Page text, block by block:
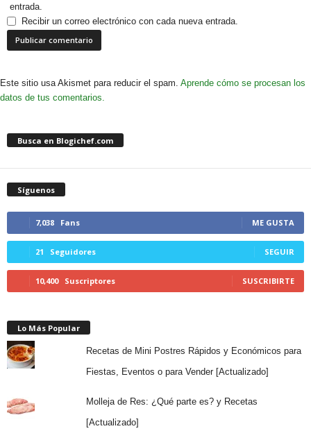
entrada.
Recibir un correo electrónico con cada nueva entrada.
Este sitio usa Akismet para reducir el spam. Aprende cómo se procesan los
datos de tus comentarios.
Busca en Blogichef.com
Síguenos
7,038 Fans ME GUSTA
21 Seguidores SEGUIR
10,400 Suscriptores SUSCRIBIRTE
Lo Más Popular
Recetas de Mini Postres Rápidos y Económicos para
Fiestas, Eventos o para Vender [Actualizado]
Molleja de Res: ¿Qué parte es? y Recetas
[Actualizado]